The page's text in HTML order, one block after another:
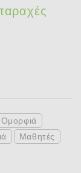
Ομορφιά
Μαθητές